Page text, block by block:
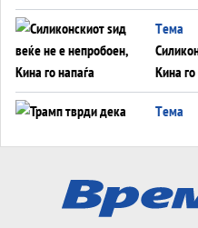
Tема
Кина
Tема
Tема